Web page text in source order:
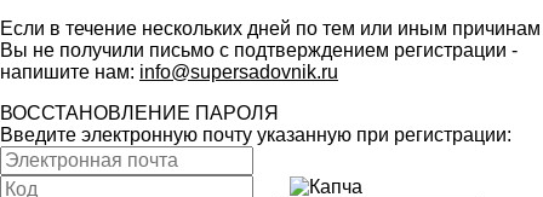
Если в течение нескольких дней по тем или иным причинам
Вы не получили письмо с подтверждением регистрации -
напишите нам: info@supersadovnik.ru
ВОССТАНОВЛЕНИЕ ПАРОЛЯ
Введите электронную почту указанную при регистрации: